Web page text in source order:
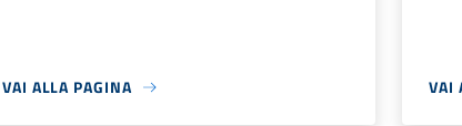
VAI ALLA PAGINA VAI